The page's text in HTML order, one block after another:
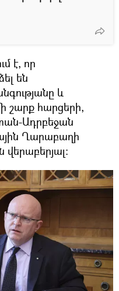
է, որ
են
և
շարք հարցերի,
Ադրբեջան
Ղարաբաղի